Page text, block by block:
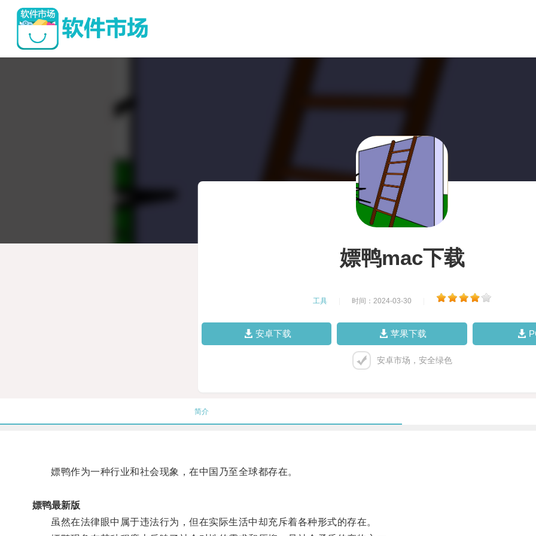
嫖鸭mac下载
工具 时间：2024-03-30
安卓下载 苹果下载
安卓市场，安全绿色
简介
嫖鸭作为一种行业和社会现象，在中国乃至全球都存在。
嫖鸭最新版
虽然在法律眼中属于违法行为，但在实际生活中却充斥着各种形式的存在。